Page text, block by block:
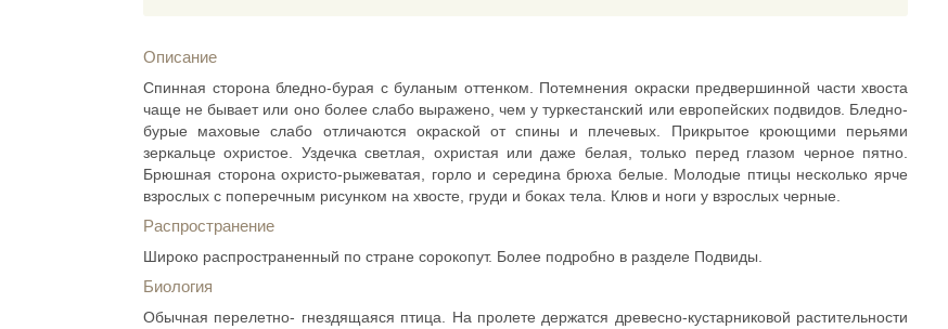
Описание
Спинная сторона бледно-бурая с буланым оттенком. Потемнения окраски предвершинной части хвоста
чаще не бывает или оно более слабо выражено, чем у туркестанский или европейских подвидов. Бледно-
бурые маховые слабо отличаются окраской от спины и плечевых. Прикрытое кроющими перьями
зеркальце охристое. Уздечка светлая, охристая или даже белая, только перед глазом черное пятно.
Брюшная сторона охристо-рыжеватая, горло и середина брюха белые. Молодые птицы несколько ярче
взрослых с поперечным рисунком на хвосте, груди и боках тела. Клюв и ноги у взрослых черные.
Распространение
Широко распространенный по стране сорокопут. Более подробно в разделе Подвиды.
Биология
Обычная перелетно- гнездящаяся птица. На пролете держатся древесно-кустарниковой растительности